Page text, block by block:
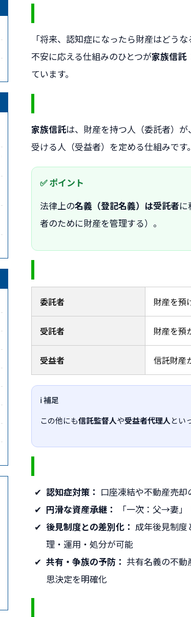
「将来、認知症になったら財産はどう
不安に応える仕組みのひとつが家族信託
ています。
家族信託は、財産を持つ人（委託者）
受ける人（受益者）を定める仕組みです
法律上の名義（登記名義）は受託者
者のために財産を管理する）。
委託者 財産を預
受託者 財産を預
受益者 信託財産
この他にも信託監督人や受益者代理人 とい
認知症対策： 口座凍結や不動産売
円滑な資産承継：
「一次：父→妻
後見制度との差別化： 成年後見制
理・運用・処分が可能
共有・争族の予防： 共有名義の不
思決定を明確化